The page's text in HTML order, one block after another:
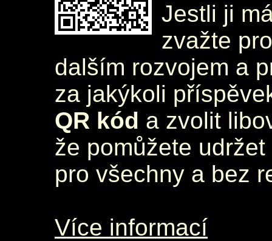
Jestli ji
zvažte
dalším rozvojem a
za jakýkoli
QR kód a zvolit
že pomůžete
pro všechny a bez
Více informací